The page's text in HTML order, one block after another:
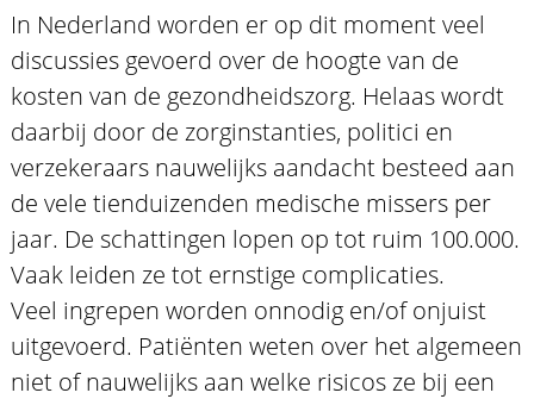
In Nederland worden er op dit moment veel
discussies gevoerd over de hoogte van de
kosten van de gezondheidszorg. Helaas wordt
daarbij door de zorginstanties, politici en
verzekeraars nauwelijks aandacht besteed aan
de vele tienduizenden medische missers per
jaar. De schattingen lopen op tot ruim 100.000.
Vaak leiden ze tot ernstige complicaties.
Veel ingrepen worden onnodig en/of onjuist
uitgevoerd. Patiënten weten over het algemeen
niet of nauwelijks aan welke risicos ze bij een